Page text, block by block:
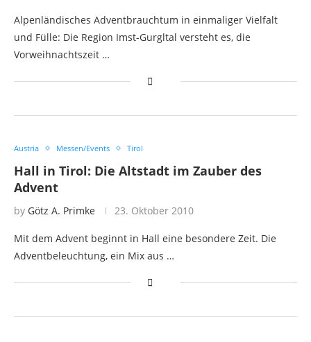
Alpenländisches Adventbrauchtum in einmaliger Vielfalt
und Fülle: Die Region Imst-Gurgltal versteht es, die
Vorweihnachtszeit …
Austria Messen/Events Tirol
Hall in Tirol: Die Altstadt im Zauber des
Advent
by Götz A. Primke 23. Oktober 2010
Mit dem Advent beginnt in Hall eine besondere Zeit. Die
Adventbeleuchtung, ein Mix aus …